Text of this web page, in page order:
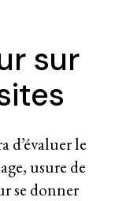
sur
d’évaluer le
usure de
se donner